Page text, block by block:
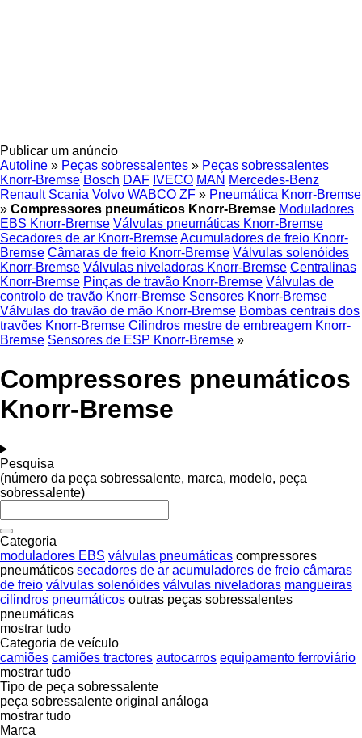
Publicar um anúncio
Autoline » Peças sobressalentes » Peças sobressalentes
Knorr-Bremse Bosch DAF IVECO MAN Mercedes-Benz
Renault Scania Volvo WABCO ZF » Pneumática Knorr-Bremse
» Compressores pneumáticos Knorr-Bremse Moduladores
EBS Knorr-Bremse Válvulas pneumáticas Knorr-Bremse
Secadores de ar Knorr-BremseAcumuladores de freio Knorr-
Bremse Câmaras de freio Knorr-Bremse Válvulas solenóides
Knorr-Bremse Válvulas niveladoras Knorr-Bremse Centralinas
Knorr-Bremse Pinças de travão Knorr-Bremse Válvulas de
controlo de travão Knorr-Bremse Sensores Knorr-Bremse
Válvulas do travão de mão Knorr-Bremse Bombas centrais dos
travões Knorr-Bremse Cilindros mestre de embreagem Knorr-
Bremse Sensores de ESP Knorr-Bremse »
Compressores pneumáticos
Knorr-Bremse
Pesquisa
(número da peça sobressalente, marca, modelo, peça
sobressalente)
Categoria
moduladores EBS válvulas pneumáticas compressores
pneumáticos secadores de ar acumuladores de freio câmaras
de freio válvulas solenóides válvulas niveladoras mangueiras
cilindros pneumáticos outras peças sobressalentes
pneumáticas
mostrar tudo
Categoria de veículo
camiões camiões tractores autocarros equipamento ferroviário
mostrar tudo
Tipo de peça sobressalente
peça sobressalente original análoga
mostrar tudo
Marca